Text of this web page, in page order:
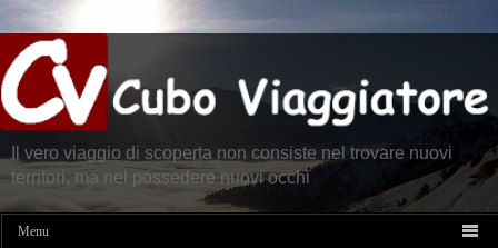
Il vero viaggio di scoperta non consiste nel trovare nuovi
territori, ma nel possedere nuovi occhi
Menu 